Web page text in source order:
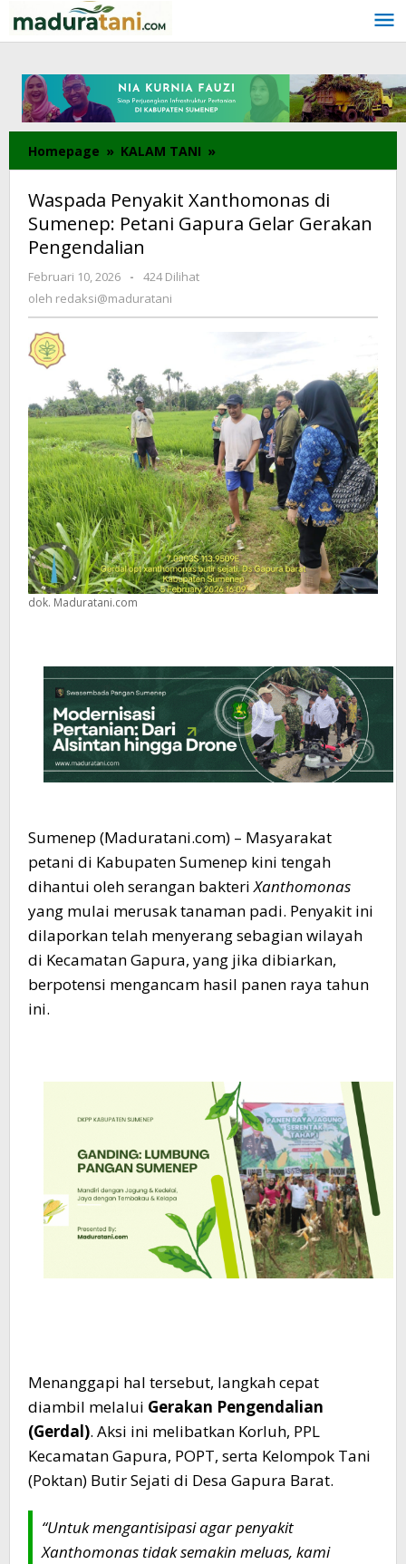
ke
konten
Homepage » KALAM TANI »
Penyakit
Xanthomonas
di
Sumenep:
Pengendalian
Waspada Penyakit Xanthomonas di
Sumenep: Petani Gapura Gelar Gerakan
Pengendalian
Februari 10, 2026
oleh
redaksi@maduratani
-
424 Dilihat
oleh redaksi@maduratani
dok. Maduratani.com
Sumenep (Maduratani.com) – Masyarakat
petani di Kabupaten Sumenep kini tengah
dihantui oleh serangan bakteriXanthomonas
yang mulai merusak tanaman padi. Penyakit ini
dilaporkan telah menyerang sebagian wilayah
di Kecamatan Gapura, yang jika dibiarkan,
berpotensi mengancam hasil panen raya tahun
ini.
Menanggapi hal tersebut, langkah cepat
diambil melalui Gerakan Pengendalian
(Gerdal). Aksi ini melibatkan Korluh, PPL
Kecamatan Gapura, POPT, serta Kelompok Tani
(Poktan) Butir Sejati di Desa Gapura Barat.
“Untuk mengantisipasi agar penyakit
Xanthomonas tidak semakin meluas, kami